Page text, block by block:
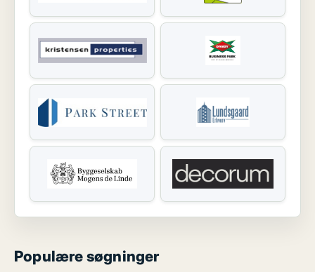
Populære søgninger